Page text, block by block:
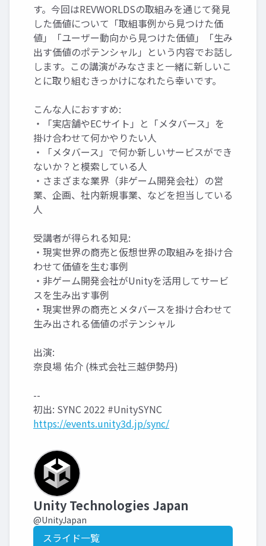
す。今回はREVWORLDSの取組みを通じて発見
した価値について「取組事例から見つけた価
値」「ユーザー動向から見つけた価値」「生み
出す価値のポテンシャル」という内容でお話し
します。この講演がみなさまと一緒に新しいこ
とに取り組むきっかけになれたら幸いです。
こんな人におすすめ:
・「実店舗やECサイト」と「メタバース」を
掛け合わせて何かやりたい人
・「メタバース」で何か新しいサービスができ
ないか？と模索している人
・さまざまな業界（非ゲーム開発会社）の営
業、企画、社内新規事業、などを担当している
人
受講者が得られる知見:
・現実世界の商売と仮想世界の取組みを掛け合
わせて価値を生む事例
・非ゲーム開発会社がUnityを活用してサービ
スを生み出す事例
・現実世界の商売とメタバースを掛け合わせて
生み出される価値のポテンシャル
出演:
奈良場 佑介 (株式会社三越伊勢丹)
--
初出: SYNC 2022 #UnitySYNC
https://events.unity3d.jp/sync/
Unity Technologies Japan
@UnityJapan
スライド一覧